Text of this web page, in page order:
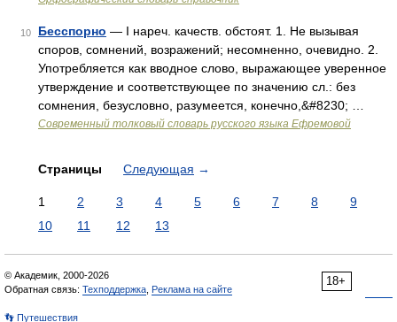
10 Бесспорно — I нареч. качеств. обстоят. 1. Не вызывая
споров, сомнений, возражений; несомненно, очевидно. 2.
Употребляется как вводное слово, выражающее уверенное
утверждение и соответствующее по значению сл.: без
сомнения, безусловно, разумеется, конечно,&#8230; …
Современный толковый словарь русского языка Ефремовой
Страницы Следующая →
1 2 3 4 5 6 7 8
9
10
11 12 13
18+
© Академик, 2000-2026
Обратная связь: Техподдержка Реклама на сайте
👣 Путешествия